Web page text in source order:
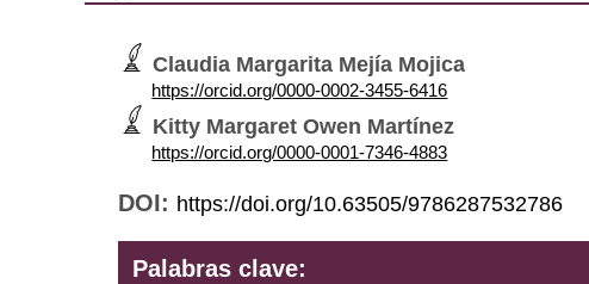
Claudia Margarita Mejía Mojica
https://orcid.org/0000-0002-3455-6416
Kitty Margaret Owen Martínez
https://orcid.org/0000-0001-7346-4883
DOI: https://doi.org/10.63505/9786287532786
Palabras clave: